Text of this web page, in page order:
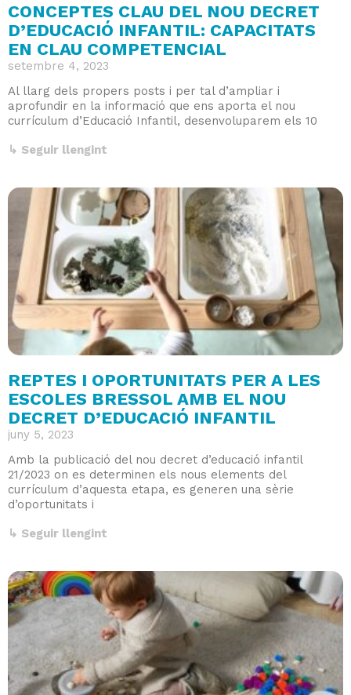
CONCEPTES CLAU DEL NOU DECRET
D’EDUCACIÓ INFANTIL: CAPACITATS
EN CLAU COMPETENCIAL
setembre 4, 2023
Al llarg dels propers posts i per tal d’ampliar i
aprofundir en la informació que ens aporta el nou
currículum d’Educació Infantil, desenvoluparem els 10
↳ Seguir llengint
REPTES I OPORTUNITATS PER A LES
ESCOLES BRESSOL AMB EL NOU
DECRET D’EDUCACIÓ INFANTIL
juny 5, 2023
Amb la publicació del nou decret d’educació infantil
21/2023 on es determinen els nous elements del
currículum d’aquesta etapa, es generen una sèrie
d’oportunitats i
↳ Seguir llengint